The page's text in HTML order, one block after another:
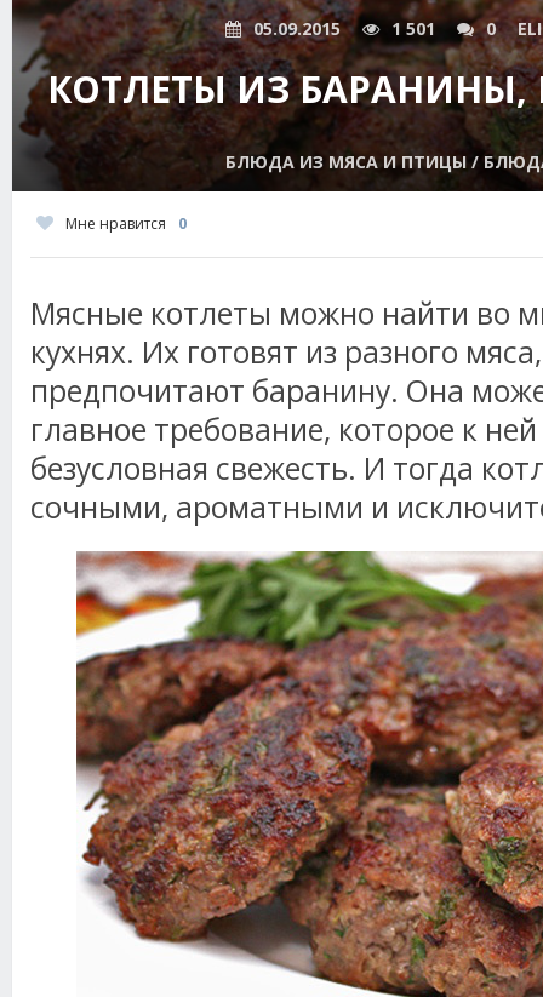
05.09.2015 1 501 0
КОТЛЕТЫ ИЗ БАРАНИНЫ,
БЛЮДА ИЗ МЯСА И ПТИЦЫ /
Мне нравится 0
Мясные котлеты можно найти во
кухнях. Их готовят из разного
предпочитают баранину. Она
главное требование, которое к
безусловная свежесть. И тогда
сочными, ароматными и